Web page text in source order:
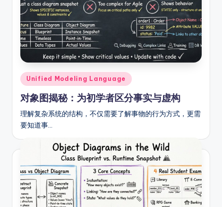
Posted
in
Unified Modeling Language
对象图揭秘：为初学者区分事实与虚构
理解复杂系统的结构，不仅需要了解事物的行为方式，更需
要知道事…